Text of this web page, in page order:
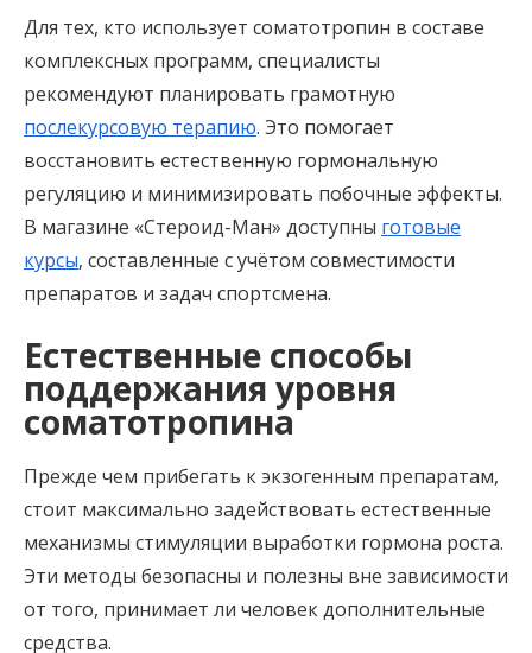
Для тех, кто использует соматотропин в составе
комплексных программ, специалисты
рекомендуют планировать грамотную
послекурсовую терапию. Это помогает
восстановить естественную гормональную
регуляцию и минимизировать побочные эффекты.
В магазине «Стероид-Ман» доступны готовые
курсы, составленные с учётом совместимости
препаратов и задач спортсмена.
Естественные способы
поддержания уровня
соматотропина
Прежде чем прибегать к экзогенным препаратам,
стоит максимально задействовать естественные
механизмы стимуляции выработки гормона роста.
Эти методы безопасны и полезны вне зависимости
от того, принимает ли человек дополнительные
средства.